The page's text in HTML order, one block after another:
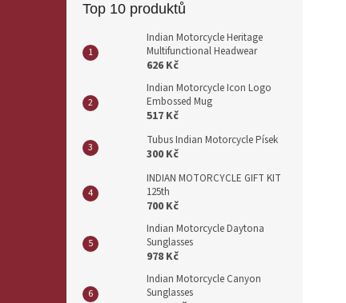
Top 10 produktů
Indian Motorcycle Heritage
Multifunctional Headwear
626 Kč
Indian Motorcycle Icon Logo
Embossed Mug
517 Kč
Tubus Indian Motorcycle Písek
300 Kč
INDIAN MOTORCYCLE GIFT KIT
125th
700 Kč
Indian Motorcycle Daytona
Sunglasses
978 Kč
Indian Motorcycle Canyon
Sunglasses